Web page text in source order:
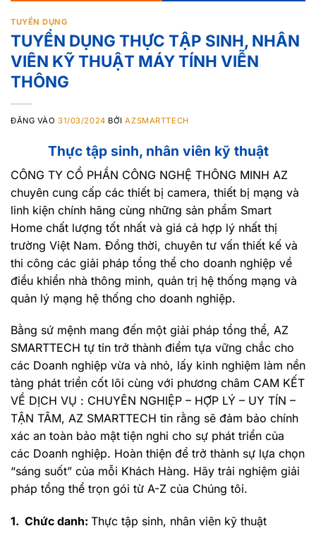
TUYỂN DỤNG
TUYỂN DỤNG THỰC TẬP SINH, NHÂN
VIÊN KỸ THUẬT MÁY TÍNH VIỄN
THÔNG
ĐĂNG VÀO31/03/2024 BỞIAZSMARTTECH
Thực tập sinh, nhân viên kỹ thuật
CÔNG TY CỔ PHẦN CÔNG NGHỆ THÔNG MINH AZ
chuyên cung cấp các thiết bị camera, thiết bị mạng và
linh kiện chính hãng cùng những sản phẩm Smart
Home chất lượng tốt nhất và giá cả hợp lý nhất thị
trường Việt Nam. Đồng thời, chuyên tư vấn thiết kế và
thi công các giải pháp tổng thể cho doanh nghiệp về
điều khiển nhà thông minh, quản trị hệ thống mạng và
quản lý mạng hệ thống cho doanh nghiệp.
Bằng sứ mệnh mang đến một giải pháp tổng thể, AZ
SMARTTECH tự tin trở thành điểm tựa vững chắc cho
các Doanh nghiệp vừa và nhỏ, lấy kinh nghiệm làm nền
tảng phát triển cốt lõi cùng với phương châm CAM KẾT
VỀ DỊCH VỤ : CHUYÊN NGHIỆP – HỢP LÝ – UY TÍN –
TẬN TÂM, AZ SMARTTECH tin rằng sẽ đảm bảo chính
xác an toàn bảo mật tiện nghi cho sự phát triển của
các Doanh nghiệp. Hoàn thiện để trở thành sự lựa chọn
“sáng suốt” của mỗi Khách Hàng. Hãy trải nghiệm giải
pháp tổng thể trọn gói từ A-Z của Chúng tôi.
1. Chức danh: Thực tập sinh, nhân viên kỹ thuật